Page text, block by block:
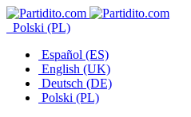
Polski (PL)
Español (ES)
English (UK)
Deutsch (DE)
Polski (PL)